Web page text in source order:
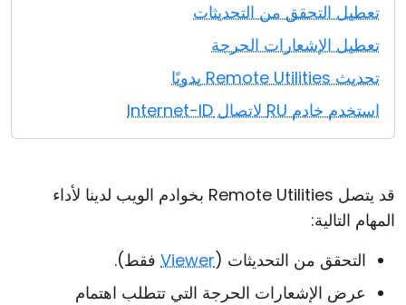
تعطيل التحقق من التحديثات
تعطيل الإشعارات الحرجة
تحديث Remote Utilities يدويًا
استخدم خادم RU لاتصال Internet-ID
قد يتصل Remote Utilities بخوادم الويب لدينا لأداء
المهام التالية:
التحقق من التحديثات (Viewer فقط).
عرض الإشعارات الحرجة التي تتطلب اهتمام